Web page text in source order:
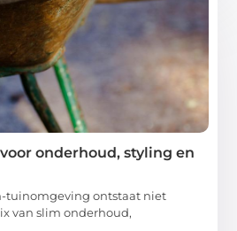
onderhoud, styling en
tuinomgeving ontstaat niet
van slim onderhoud,